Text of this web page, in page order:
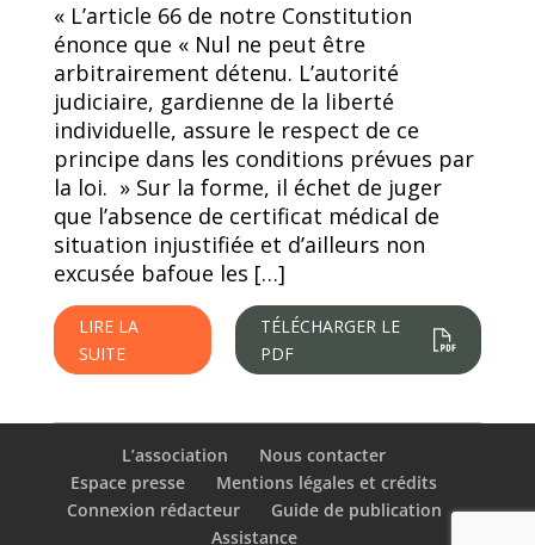
« L’article 66 de notre Constitution
énonce que « Nul ne peut être
arbitrairement détenu. L’autorité
judiciaire, gardienne de la liberté
individuelle, assure le respect de ce
principe dans les conditions prévues par
la loi. » Sur la forme, il échet de juger
que l’absence de certificat médical de
situation injustifiée et d’ailleurs non
excusée bafoue les […]
LIRE LA
SUITE
TÉLÉCHARGER LE
PDF
L’association
Nous contacter
Espace presse
Mentions légales et crédits
Connexion rédacteur
Guide de publication
Assistance